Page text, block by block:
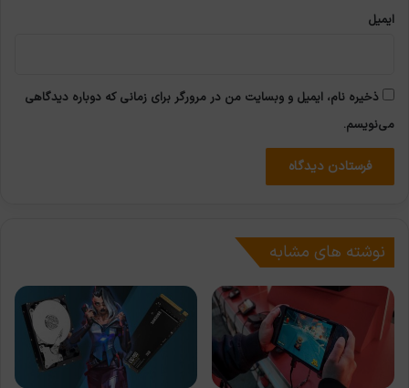
ایمیل
ذخیره نام، ایمیل و وبسایت من در مرورگر برای زمانی که دوباره دیدگاهی
می‌نویسم.
نوشته های مشابه